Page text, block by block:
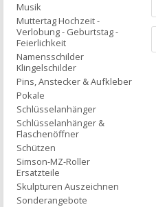
Musik
Muttertag Hochzeit -
Verlobung - Geburtstag -
Feierlichkeit
Namensschilder
Klingelschilder
Pins, Anstecker & Aufkleber
Pokale
Schlüsselanhänger
Schlüsselanhänger &
Flaschenöffner
Schützen
Simson-MZ-Roller
Ersatzteile
Skulpturen Auszeichnen
Sonderangebote